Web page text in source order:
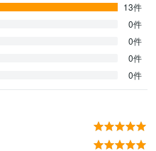
13件
0件
0件
0件
0件